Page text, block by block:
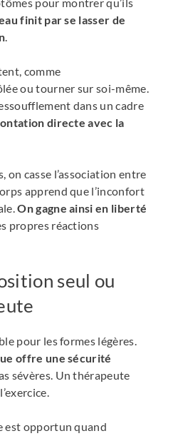
finit par se lasser de
.
comme
ou tourner sur soi-même.
dans un cadre
directe avec la
on casse l’association entre
apprend que l’inconfort
On gagne ainsi en liberté
propres réactions
seul ou
pour les formes légères.
offre une sécurité
sévères. Un thérapeute
est opportun quand